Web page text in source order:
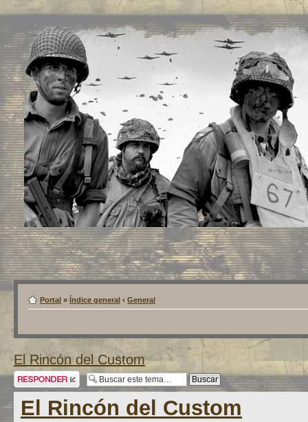
Portal » Índice general ‹ General
El Rincón del Custom
Publicar una
respuesta
El Rincón del Custom